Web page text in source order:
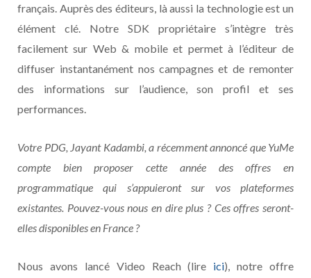
français. Auprès des éditeurs, là aussi la technologie est un
élément clé. Notre SDK propriétaire s’intègre très
facilement sur Web & mobile et permet à l’éditeur de
diffuser instantanément nos campagnes et de remonter
des informations sur l’audience, son profil et ses
performances.
Votre PDG, Jayant Kadambi, a récemment annoncé que YuMe
compte bien proposer cette année des offres en
programmatique qui s’appuieront sur vos plateformes
existantes. Pouvez-vous nous en dire plus ? Ces offres seront-
elles disponibles en France ?
Nous avons lancé Video Reach (lire ici), notre offre